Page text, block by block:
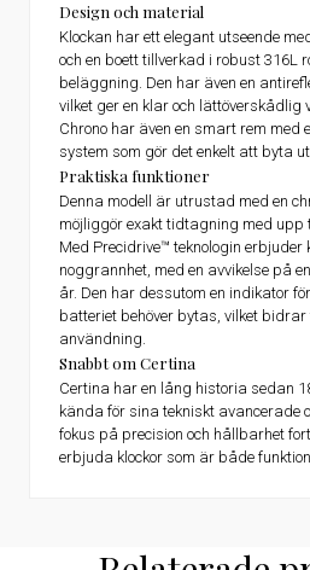
Design och material
Klockan har ett elegant utseende
och en boett tillverkad i robust 316L
beläggning. Den har även en
vilket ger en klar och lättöverskådlig
Chrono har även en smart rem
system som gör det enkelt att byta
Praktiska funktioner
Denna modell är utrustad med en
möjliggör exakt tidtagning med upp
Med Precidrive™ teknologin erbjuder
noggrannhet, med en avvikelse på
år. Den har dessutom en indikator
batteriet behöver bytas, vilket
användning.
Snabbt om Certina
Certina har en lång historia sedan
kända för sina tekniskt avancerade
fokus på precision och hållbarhet
erbjuda klockor som är både